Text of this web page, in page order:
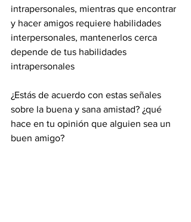
intrapersonales, mientras que encontrar
y hacer amigos requiere habilidades
interpersonales, mantenerlos cerca
depende de tus habilidades
intrapersonales
¿Estás de acuerdo con estas señales
sobre la buena y sana amistad? ¿qué
hace en tu opinión que alguien sea un
buen amigo?